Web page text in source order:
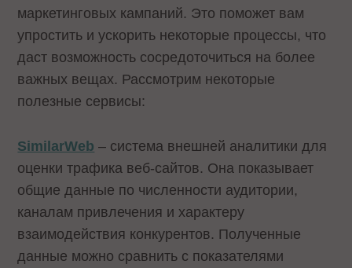
маркетинговых кампаний. Это поможет вам
упростить и ускорить некоторые процессы, что
даст возможность сосредоточиться на более
важных вещах. Рассмотрим некоторые
полезные сервисы:
SimilarWeb – система внешней аналитики для
оценки трафика веб-сайтов. Она показывает
общие данные по численности аудитории,
каналам привлечения и характеру
взаимодействия конкурентов. Полученные
данные можно сравнить с показателями